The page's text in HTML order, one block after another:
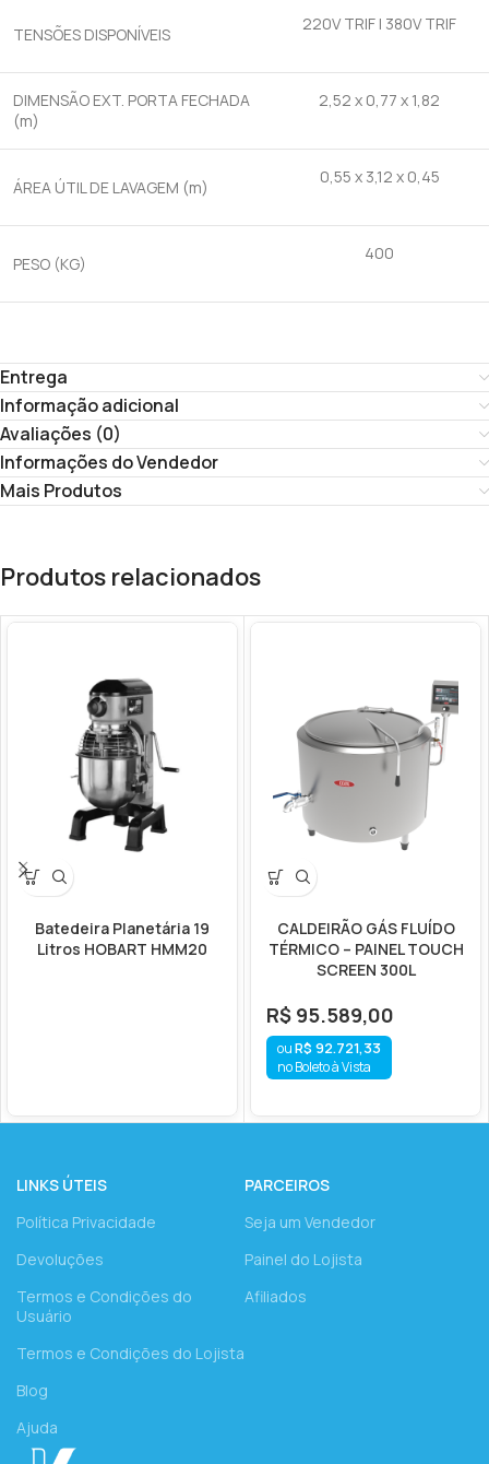
TENSÕES DISPONÍVEIS
220V TRIF | 380V TRIF
DIMENSÃO EXT. PORTA FECHADA
(m)
2,52 x 0,77 x 1,82
ÁREA ÚTIL DE LAVAGEM (m)
0,55 x 3,12 x 0,45
PESO (KG)
400
Entrega
Informação adicional
Avaliações (0)
Informações do Vendedor
Mais Produtos
Produtos relacionados
Batedeira Planetária 19
Litros HOBART HMM20
CALDEIRÃO GÁS FLUÍDO
TÉRMICO – PAINEL TOUCH
SCREEN 300L
R$ 95.589,00
R$ 92.721,33
no Boleto à Vista
LINKS ÚTEIS
Política Privacidade
Devoluções
Termos e Condições do
Usuário
Termos e Condições do Lojista
Blog
Ajuda
PARCEIROS
Seja um Vendedor
Painel do Lojista
Afiliados